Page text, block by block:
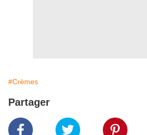
#Crèmes
Partager